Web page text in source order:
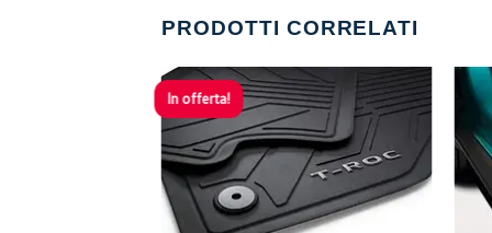
PRODOTTI CORRELATI
In offerta!